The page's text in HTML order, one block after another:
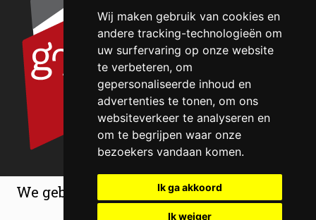
Wij maken gebruik van cookies en
andere tracking-technologieën om
uw surfervaring op onze website
te verbeteren, om
gepersonaliseerde inhoud en
advertenties te tonen, om ons
websiteverkeer te analyseren en
om te begrijpen waar onze
bezoekers vandaan komen.
Ik ga akkoord
Ik weiger
We gebruiken cookies om de ervaring op
onze website te verbeteren.